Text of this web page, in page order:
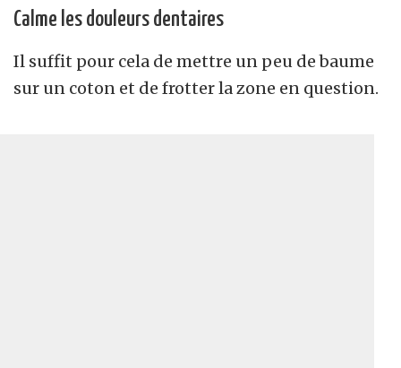
Calme les douleurs dentaires
Il suffit pour cela de mettre un peu de baume
sur un coton et de frotter la zone en question.